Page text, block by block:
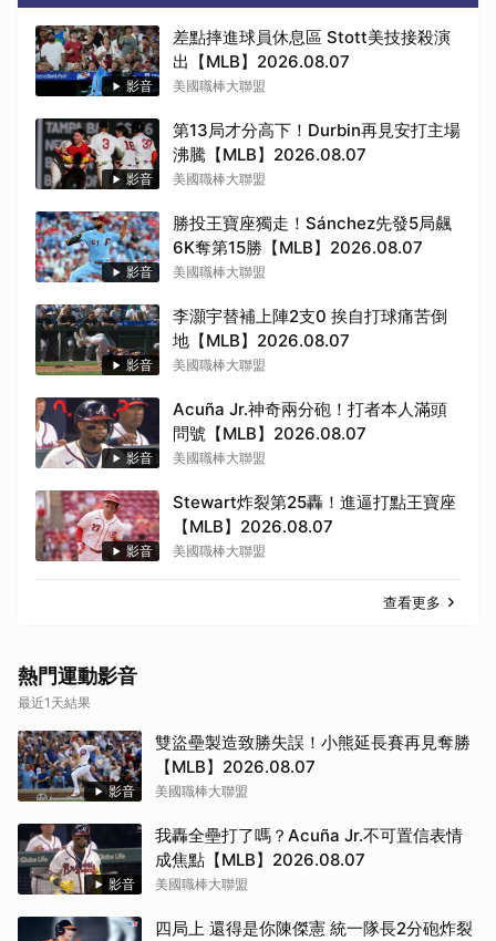
影音
差點摔進球員休息區 Stott美技接殺演
出【MLB】2026.08.07
美國職棒大聯盟
影音
第13局才分高下！Durbin再見安打主場
沸騰【MLB】2026.08.07
美國職棒大聯盟
影音
勝投王寶座獨走！Sánchez先發5局飆
6K奪第15勝【MLB】2026.08.07
美國職棒大聯盟
影音
李灝宇替補上陣2支0 挨自打球痛苦倒
地【MLB】2026.08.07
美國職棒大聯盟
影音
Acuña Jr.神奇兩分砲！打者本人滿頭
問號【MLB】2026.08.07
美國職棒大聯盟
影音
Stewart炸裂第25轟！進逼打點王寶座
【MLB】2026.08.07
美國職棒大聯盟
查看更多
熱門運動影音
最近1天結果
影音
雙盜壘製造致勝失誤！小熊延長賽再見奪勝
【MLB】2026.08.07
美國職棒大聯盟
影音
我轟全壘打了嗎？Acuña Jr.不可置信表情
成焦點【MLB】2026.08.07
美國職棒大聯盟
四局上 還得是你陳傑憲 統一隊長2分砲炸裂
取消